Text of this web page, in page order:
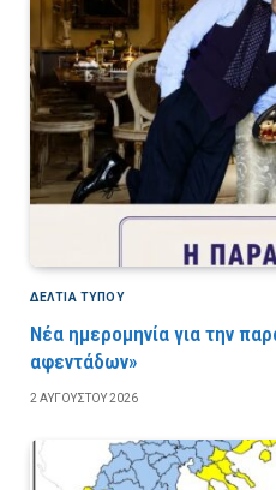
ΔΕΛΤΙΑ ΤΥΠΟΥ
Νέα ημερομηνία για την
αφεντάδων»
2 ΑΥΓΟΎΣΤΟΥ 2026